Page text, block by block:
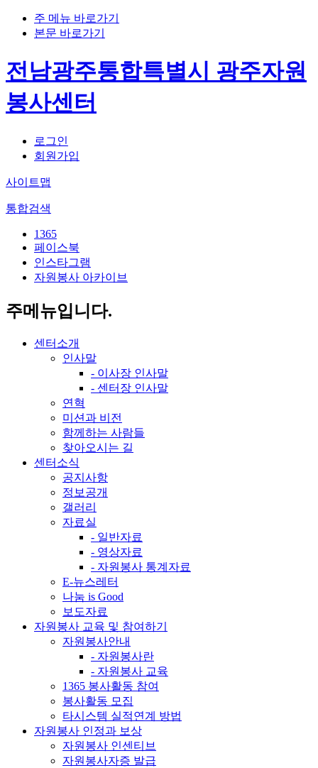
주 메뉴 바로가기
본문 바로가기
전남광주통합특별시 광주자원
봉사센터
로그인
회원가입
사이트맵
통합검색
1365
페이스북
인스타그램
자원봉사 아카이브
주메뉴입니다.
센터소개
인사말
- 이사장 인사말
- 센터장 인사말
연혁
미션과 비전
함께하는 사람들
찾아오시는 길
센터소식
공지사항
정보공개
갤러리
자료실
- 일반자료
- 영상자료
- 자원봉사 통계자료
E-뉴스레터
나눔 is Good
보도자료
자원봉사 교육 및 참여하기
자원봉사안내
- 자원봉사란
- 자원봉사 교육
1365 봉사활동 참여
봉사활동 모집
타시스템 실적연계 방법
자원봉사 인정과 보상
자원봉사 인센티브
자원봉사자증 발급